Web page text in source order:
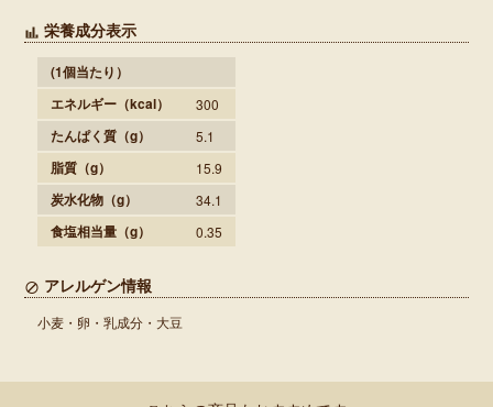
栄養成分表示
(1個当たり）
エネルギー （kcal） 300
たんぱく質 （g） 5.1
脂質 （g） 15.9
炭水化物 （g） 34.1
食塩相当量 （g） 0.35
アレルゲン情報
小麦・卵・乳成分・大豆